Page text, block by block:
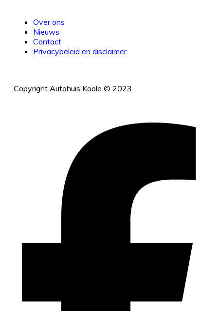
Over ons
Nieuws
Contact
Privacybeleid en disclaimer
Copyright Autohuis Koole © 2023.